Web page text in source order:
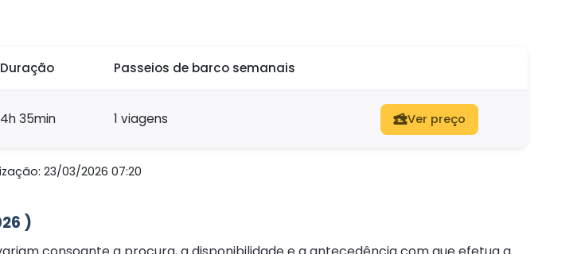
Duração Passeios de barco semanais
4h 35min 1 viagens Ver preço
23/03/2026 07:20
)